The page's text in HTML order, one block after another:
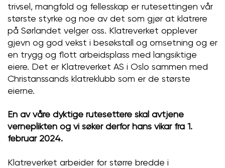
trivsel, mangfold og fellesskap er rutesettingen vår
største styrke og noe av det som gjør at klatrere
på Sørlandet velger oss. Klatreverket opplever
gjevn og god vekst i besøkstall og omsetning og er
en trygg og flott arbeidsplass med langsiktige
eiere. Det er Klatreverket AS i Oslo sammen med
Christanssands klatreklubb som er de største
eierne.
En av våre dyktige rutesettere skal avtjene
verneplikten og vi søker derfor hans vikar fra 1.
februar 2024.
Klatreverket arbeider for større bredde i